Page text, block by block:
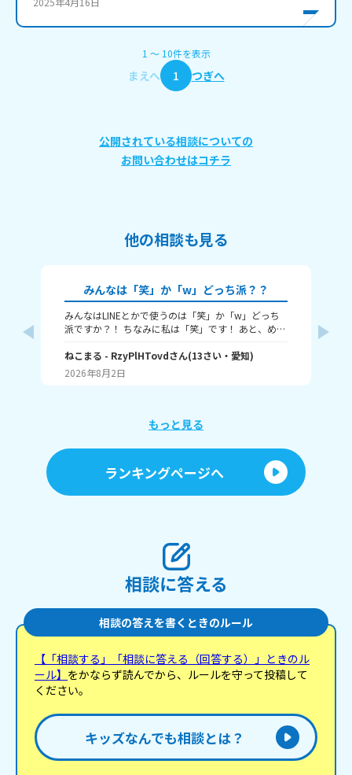
1 〜 10件を表示
まえへ 1 つぎへ
公開されている相談についての
お問い合わせはコチラ
他の相談も見る
みんなは「笑」か「w」どっち派？？
みんなはLINEとかで使うのは「笑」か「w」どっち
派ですか？！ ちなみに私は「笑」です！ あと、めっ
す！ （笑笑、爆笑、wwwなど）
ねこまる - RzyPlHTovdさん(13さい・ 愛知)
2026年8月2日
もっと見る
ランキングページへ
相談に答える
相談の答えを書くときのルール
【「相談する」「相談に答える（回答する）」ときのル
ール】 をかならず読んでから、ルールを守って投稿して
ください。
キッズなんでも相談とは？